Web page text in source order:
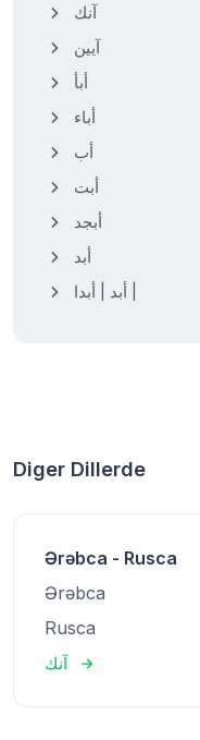
آنك
آيين
أبأ
أباء
أب
أبت
أبجد
أبد
Diger Dillerde
Ərəbca - Rusca
Ərəbca
Rusca
آنك